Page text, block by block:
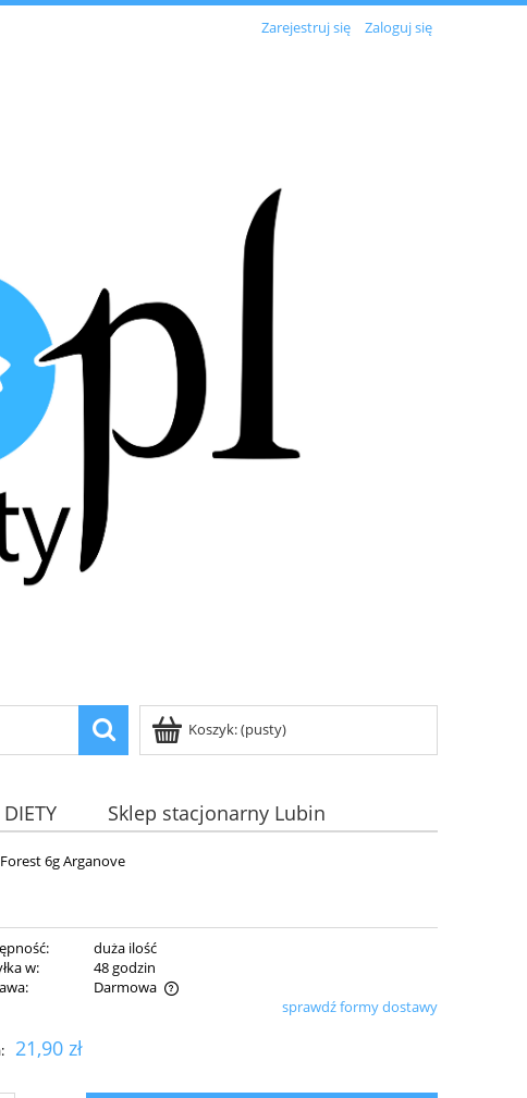
Zarejestruj się Zaloguj się
Koszyk:(pusty)
Sklep stacjonarny Lubin
6g Arganove
duża ilość
w:
48 godzin
Darmowa
sprawdź formy dostawy
21,90 zł